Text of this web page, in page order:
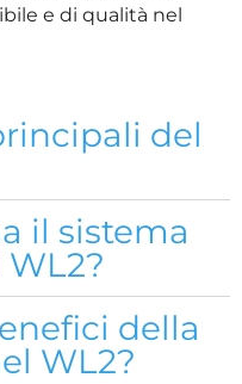
e di qualità nel
del
il sistema
della
WL2?